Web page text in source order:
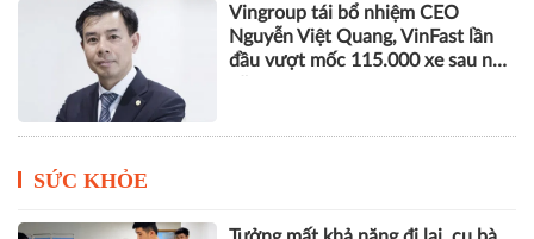
Phó Chủ tịch SHB Đỗ Quang Vinh
tham gia Đoàn Chủ tịch Hội
Doanh nhân trẻ Việt Nam khóa
đầu vượt mốc 115.000 xe sau nửa